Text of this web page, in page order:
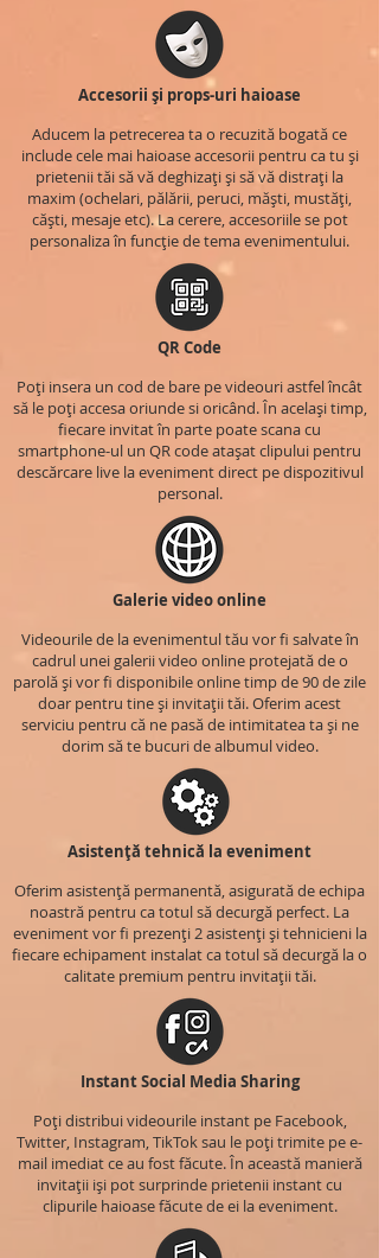
Accesorii și props-uri haioase
Aducem la petrecerea ta o recuzită bogată ce
include cele mai haioase accesorii pentru ca tu și
prietenii tăi să vă deghizați și să vă distrați la
maxim (ochelari, pălării, peruci, măști, mustăți,
căști, mesaje etc). La cerere, accesoriile se pot
personaliza în funcție de tema evenimentului.
QR Code
Poți insera un cod de bare pe videouri astfel încât
să le poți accesa oriunde si oricând. În același timp,
fiecare invitat în parte poate scana cu
smartphone-ul un QR code atașat clipului pentru
descărcare live la eveniment direct pe dispozitivul
personal.
Galerie video online
Videourile de la evenimentul tău vor fi salvate în
cadrul unei galerii video online protejată de o
parolă și vor fi disponibile online timp de 90 de zile
doar pentru tine și invitații tăi. Oferim acest
serviciu pentru că ne pasă de intimitatea ta și ne
dorim să te bucuri de albumul video.
Asistență tehnică la eveniment
Oferim asistență permanentă, asigurată de echipa
noastră pentru ca totul să decurgă perfect. La
eveniment vor fi prezenți 2 asistenți și tehnicieni la
fiecare echipament instalat ca totul să decurgă la o
calitate premium pentru invitații tăi.
Instant Social Media Sharing
Poți distribui videourile instant pe Facebook,
Twitter, Instagram, TikTok sau le poți trimite pe e-
mail imediat ce au fost făcute. În această manieră
invitații iși pot surprinde prietenii instant cu
clipurile haioase făcute de ei la eveniment.